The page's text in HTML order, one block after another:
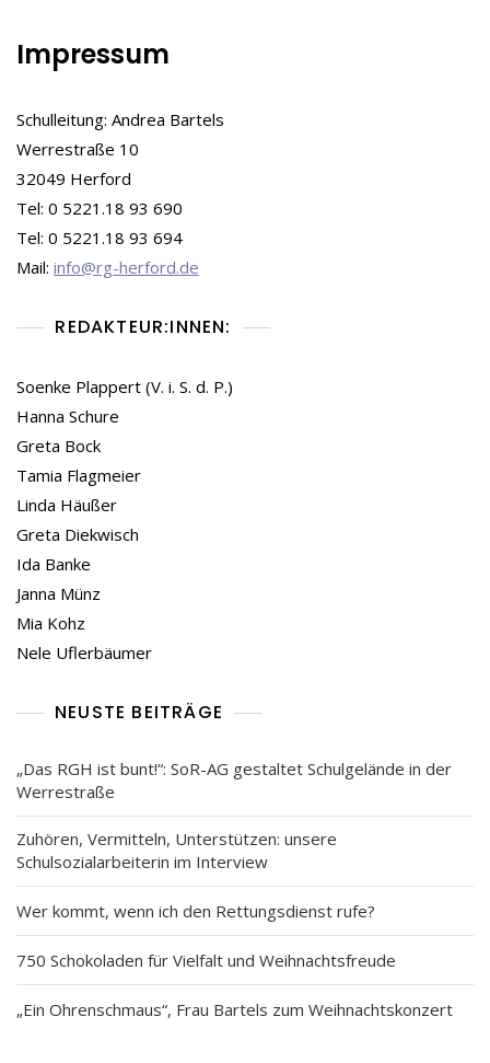
Impressum
Schulleitung: Andrea Bartels
Werrestraße 10
32049 Herford
Tel: 0 5221.18 93 690
Tel: 0 5221.18 93 694
Mail: info@rg-herford.de
REDAKTEUR:INNEN:
Soenke Plappert (V. i. S. d. P.)
Hanna Schure
Greta Bock
Tamia Flagmeier
Linda Häußer
Greta Diekwisch
Ida Banke
Janna Münz
Mia Kohz
Nele Uflerbäumer
NEUSTE BEITRÄGE
„Das RGH ist bunt!“: SoR-AG gestaltet Schulgelände in der
Werrestraße
Zuhören, Vermitteln, Unterstützen: unsere
Schulsozialarbeiterin im Interview
Wer kommt, wenn ich den Rettungsdienst rufe?
750 Schokoladen für Vielfalt und Weihnachtsfreude
„Ein Ohrenschmaus“, Frau Bartels zum Weihnachtskonzert